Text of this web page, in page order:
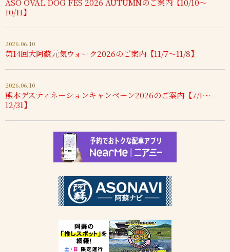
ASO OVAL DOG FES 2026 AUTUMNのご案内【10/10～
10/11】
2026.06.10
第14回大阿蘇元気ウォーク2026のご案内【11/7～11/8】
2026.06.10
熊本デスティネーションキャンペーン2026のご案内【7/1～
12/31】